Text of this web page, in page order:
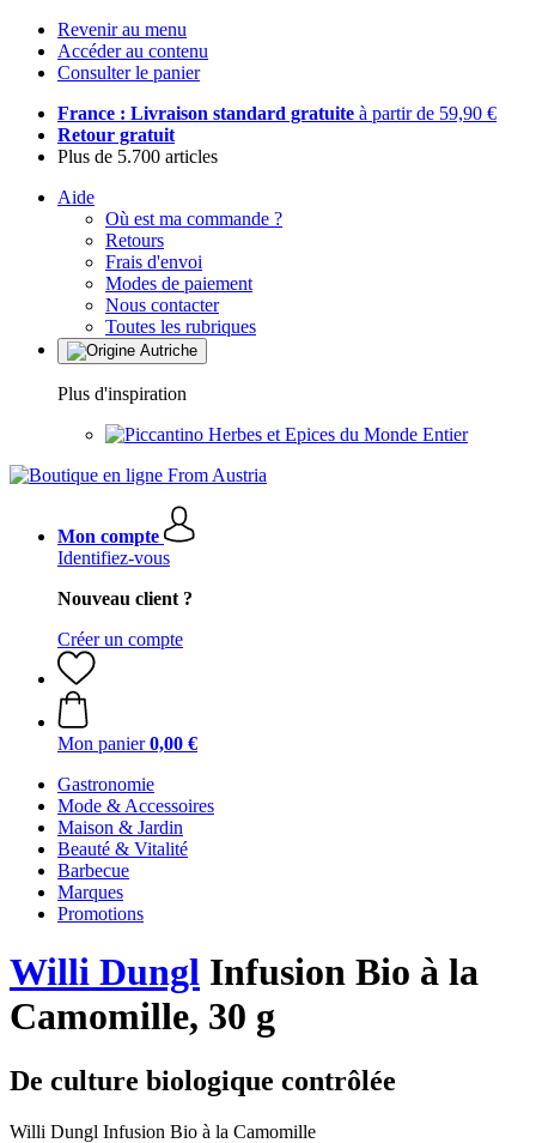
Revenir au menu
Accéder au contenu
Consulter le panier
France : Livraison standard gratuite à partir de 59,90 €
Retour gratuit
Plus de 5.700 articles
Aide
Où est ma commande ?
Retours
Frais d'envoi
Modes de paiement
Nous contacter
Toutes les rubriques
Plus d'inspiration
Herbes et Epices du Monde Entier
Mon compte
Identifiez-vous
Nouveau client ?
Créer un compte
Mon panier 0,00 €
Gastronomie
Mode & Accessoires
Maison & Jardin
Beauté & Vitalité
Barbecue
Marques
Promotions
Willi Dungl Infusion Bio à la
Camomille, 30 g
De culture biologique contrôlée
Willi Dungl Infusion Bio à la Camomille